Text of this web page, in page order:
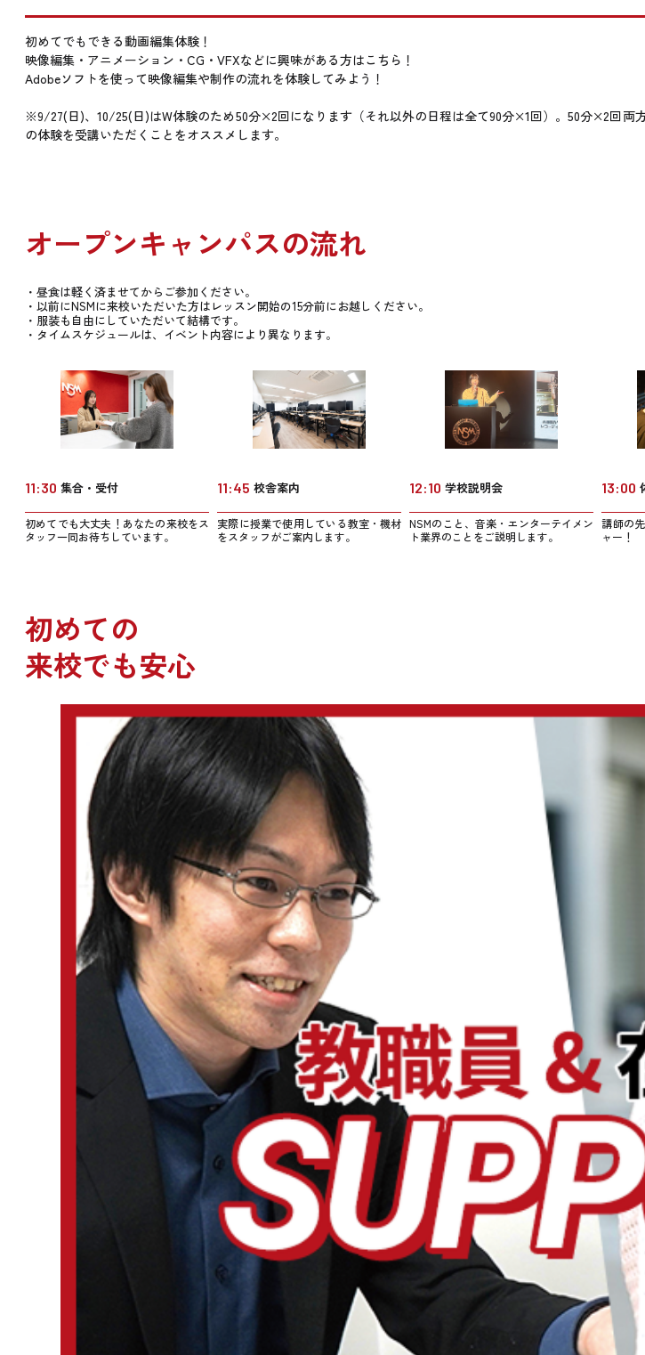
初めてでもできる動画編集体験！
映像編集・アニメーション・CG・VFXなどに興味がある方はこちら！
Adobeソフトを使って映像編集や制作の流れを体験してみよう！
※9/27(日)、10/25(日)はW体験のため50分×2回になります（それ以外の日程は全て90分×1回）。50分×2回両
の体験を受講いただくことをオススメします。
オープンキャンパスの流れ
・昼食は軽く済ませてからご参加ください。
・以前にNSMに来校いただいた方はレッスン開始の15分前にお越しください。
・服装も自由にしていただいて結構です。
・タイムスケジュールは、イベント内容により異なります。
11:30 集合・受付
初めてでも大丈夫！あなたの来校をス
タッフ一同お待ちしています。
11:45 校舎案内
実際に授業で使用している教室・機材
をスタッフがご案内します。
12:10 学校説明会
NSMのこと、音楽・エンターテイメン
ト業界のことをご説明します。
13:00
講師の
ャー！
初めての
来校でも安心